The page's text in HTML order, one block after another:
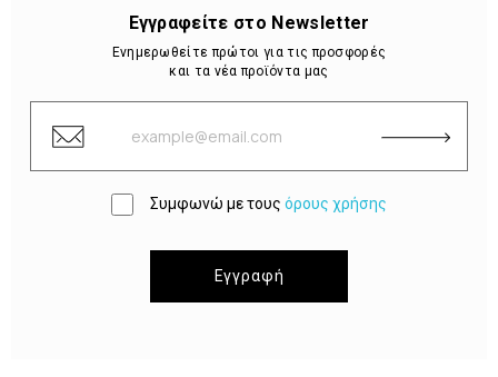
Εγγραφείτε στο Newsletter
Ενημερωθείτε πρώτοι για τις προσφορές
και τα νέα προϊόντα μας
Συμφωνώ με τους όρους χρήσης
Εγγραφή